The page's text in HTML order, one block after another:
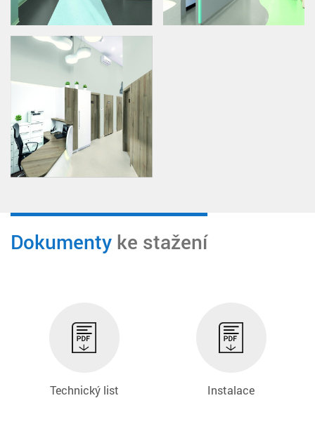
DARK AQUA 0736
DARK CLAY GREY 0720 DARK COOL GREY 0012
DARK PURPLE 0510 DARK SAND 0427
Dokumenty ke stažení
Technický list Instalace